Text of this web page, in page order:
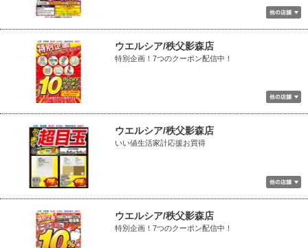
ウエルシア/秩父影森店
特別企画！7つのクーポン配信中！
ウエルシア/秩父影森店
いい値生活家計応援お買得
ウエルシア/秩父影森店
特別企画！7つのクーポン配信中！